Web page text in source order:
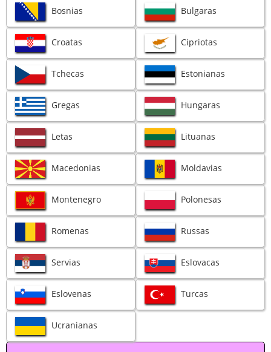
Bosnias Bulgaras
Croatas Cipriotas
Tchecas Estonianas
Gregas Hungaras
Letas Lituanas
Macedonias Moldavias
Montenegro Polonesas
Romenas Russas
Servias Eslovacas
Eslovenas Turcas
Ucranianas